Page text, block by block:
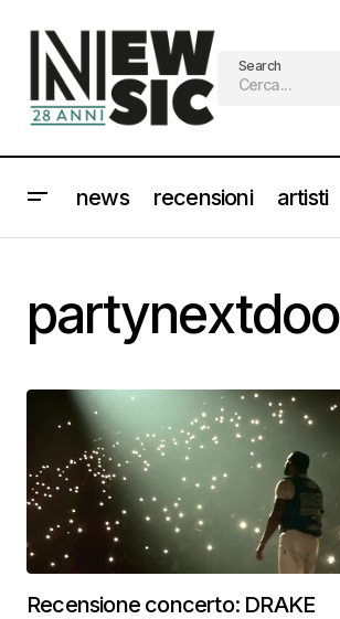
Search
news recensioni artisti
partynextdoo
Recensione concerto: DRAKE